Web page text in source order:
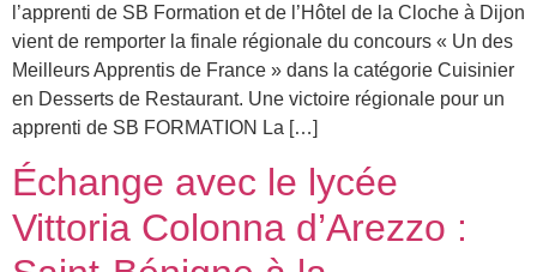
l’apprenti de SB Formation et de l’Hôtel de la Cloche à Dijon
vient de remporter la finale régionale du concours « Un des
Meilleurs Apprentis de France » dans la catégorie Cuisinier
en Desserts de Restaurant. Une victoire régionale pour un
apprenti de SB FORMATION La […]
Échange avec le lycée
Vittoria Colonna d’Arezzo :